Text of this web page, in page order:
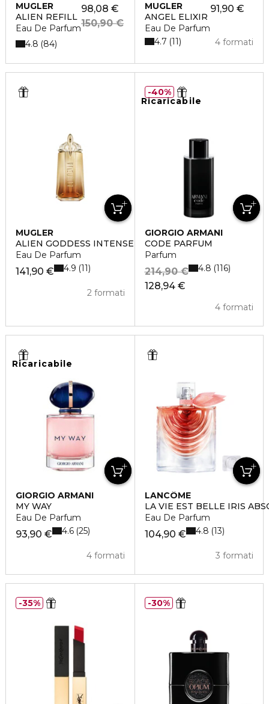
MUGLER
ALIEN REFILL
Eau De Parfum
98,08 €
150,90 €
4.8 84
MUGLER
ANGEL ELIXIR
Eau De Parfum
91,90 €
4 formati
4.7 11
MUGLER
ALIEN GODDESS INTENSE
Eau De Parfum
141,90 €
2 formati
4.9 11
Ricaricabile
GIORGIO ARMANI
CODE PARFUM
Parfum
128,94 €
214,90 €
4 formati
4.8 116
40%
Ricaricabile
GIORGIO ARMANI
MY WAY
Eau De Parfum
93,90 €
4 formati
4.6 25
LANCÔME
LA VIE EST BELLE IRIS
Eau De Parfum
104,90 €
3 formati
4.8 13
35% 30%